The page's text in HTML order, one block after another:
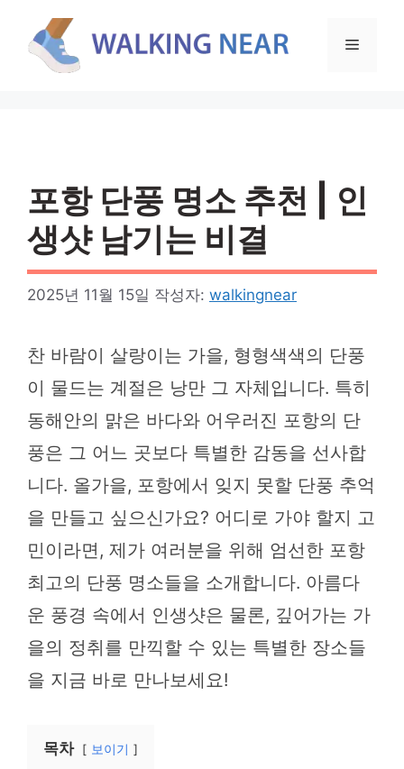
메
포항 단풍 명소 추천 | 인
생샷 남기는 비결
2025년 11월 15일 작성자: walkingnear
찬 바람이 살랑이는 가을, 형형색색의 단풍
이 물드는 계절은 낭만 그 자체입니다. 특히
동해안의 맑은 바다와 어우러진 포항의 단
풍은 그 어느 곳보다 특별한 감동을 선사합
니다. 올가을, 포항에서 잊지 못할 단풍 추억
을 만들고 싶으신가요? 어디로 가야 할지 고
민이라면, 제가 여러분을 위해 엄선한 포항
최고의 단풍 명소들을 소개합니다. 아름다
운 풍경 속에서 인생샷은 물론, 깊어가는 가
을의 정취를 만끽할 수 있는 특별한 장소들
을 지금 바로 만나보세요!
목차 보이기